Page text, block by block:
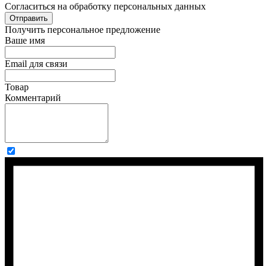
Cогласиться на обработку персональных данных
Отправить
Получить персональное предложение
Ваше имя
Email для связи
Товар
Комментарий